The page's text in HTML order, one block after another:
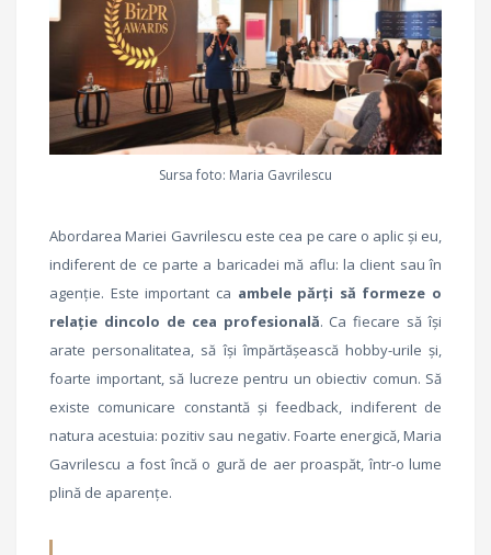
Sursa foto: Maria Gavrilescu
Abordarea Mariei Gavrilescu este cea pe care o aplic și eu,
indiferent de ce parte a baricadei mă aflu: la client sau în
agenție. Este important ca ambele părți să formeze o
relație dincolo de cea profesională. Ca fiecare să își
arate personalitatea, să își împărtășească hobby-urile și,
foarte important, să lucreze pentru un obiectiv comun. Să
existe comunicare constantă și feedback, indiferent de
natura acestuia: pozitiv sau negativ. Foarte energică, Maria
Gavrilescu a fost încă o gură de aer proaspăt, într-o lume
plină de aparențe.